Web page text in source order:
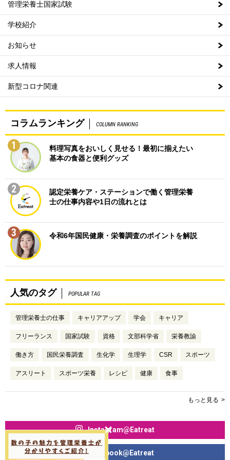
管理栄養士国家試験
学校紹介
お知らせ
求人情報
新型コロナ関連
コラムランキング COLUMN RANKING
1
料理写真をおいしく見せる！最初に揃えたい
基本の食器と便利グッズ
2
認定栄養ケア・ステーションで働く管理栄養
士の仕事内容や1日の流れとは
3 令和6年国民健康・栄養調査のポイントを解説
人気のタグ POPULAR TAG
管理栄養士の仕事 キャリアアップ 学会 キャリア
フリーランス 国家試験 資格 文部科学省 栄養教諭
働き方 国民栄養調査 生化学 生理学 CSR スポーツ
アスリート スポーツ栄養 レシピ 健康 食事
もっと見る
Instagram@Eatreat
Facebook@Eatreat